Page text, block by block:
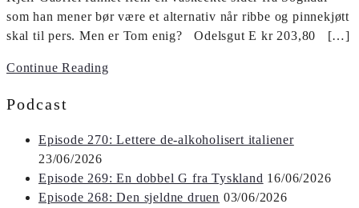
som han mener bør være et alternativ når ribbe og pinnekjøtt
skal til pers. Men er Tom enig? Odelsgut E kr 203,80 […]
Continue Reading
Podcast
Episode 270: Lettere de-alkoholisert italiener
23/06/2026
Episode 269: En dobbel G fra Tyskland 16/06/2026
Episode 268: Den sjeldne druen 03/06/2026